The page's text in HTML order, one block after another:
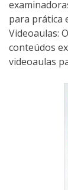
para prática
Videoaulas:
conteúdos
videoaulas